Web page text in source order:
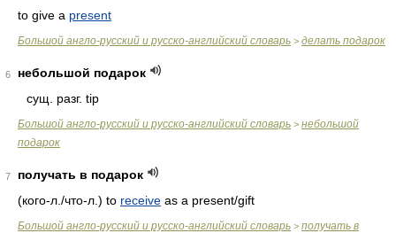
to give a present
Большой англо-русский и русско-английский словарь > делать подарок
6
небольшой подарок
сущ. разг. tip
Большой англо-русский и русско-английский словарь > небольшой
подарок
7
получать в подарок
(кого-л./что-л.) to receive as a present/gift
Большой англо-русский и русско-английский словарь > получать в